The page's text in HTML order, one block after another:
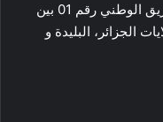
الأول من سنة 2024، سيسمح بربط الطريق الوطني رقم 01 بين
الجزائر، البليدة و